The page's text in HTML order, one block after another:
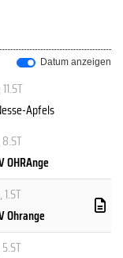
Datum anzeigen
, 11.ST
Apfels
8.ST
OHRAnge
, 1.ST
Ohrange